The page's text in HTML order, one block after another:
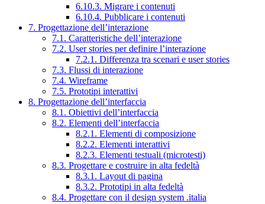
6.10.3. Migrare i contenuti
6.10.4. Pubblicare i contenuti
7. Progettazione dell’interazione
7.1. Caratteristiche dell’interazione
7.2. User stories per definire l’interazione
7.2.1. Differenza tra scenari e user stories
7.3. Flussi di interazione
7.4. Wireframe
7.5. Prototipi interattivi
8. Progettazione dell’interfaccia
8.1. Obiettivi dell’interfaccia
8.2. Elementi dell’interfaccia
8.2.1. Elementi di composizione
8.2.2. Elementi interattivi
8.2.3. Elementi testuali (microtesti)
8.3. Progettare e costruire in alta fedeltà
8.3.1. Layout di pagina
8.3.2. Prototipi in alta fedeltà
8.4. Progettare con il design system .italia